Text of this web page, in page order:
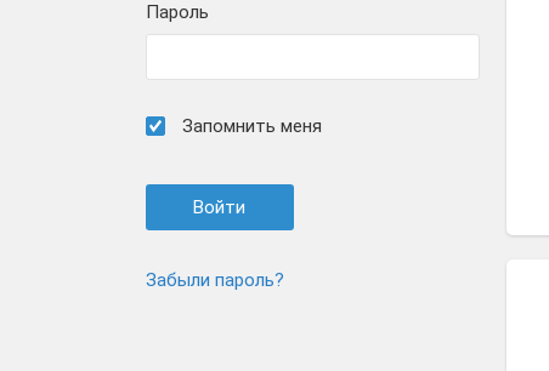
Пароль
Запомнить меня
Забыли пароль?